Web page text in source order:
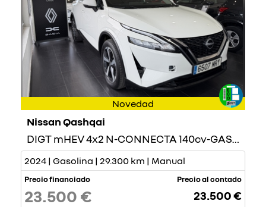
Novedad
Nissan Qashqai
DIGT mHEV 4x2 N-CONNECTA 140cv-GASOLINA-
2024 | Gasolina | 29.300 km | Manual
Precio financiado
23.500 €
Precio al contado
23.500 €